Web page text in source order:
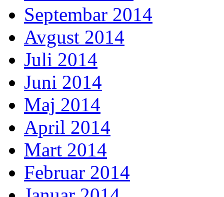
Septembar 2014
Avgust 2014
Juli 2014
Juni 2014
Maj 2014
April 2014
Mart 2014
Februar 2014